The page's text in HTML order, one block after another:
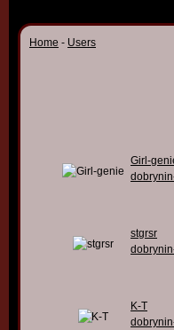
Home - Users
Girl-
stgrsr
K-T